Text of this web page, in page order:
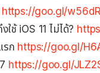
https://goo.gl/
ช้ iOS 11 ไม่ได้?
รก https://goo.gl/
https://goo.gl/